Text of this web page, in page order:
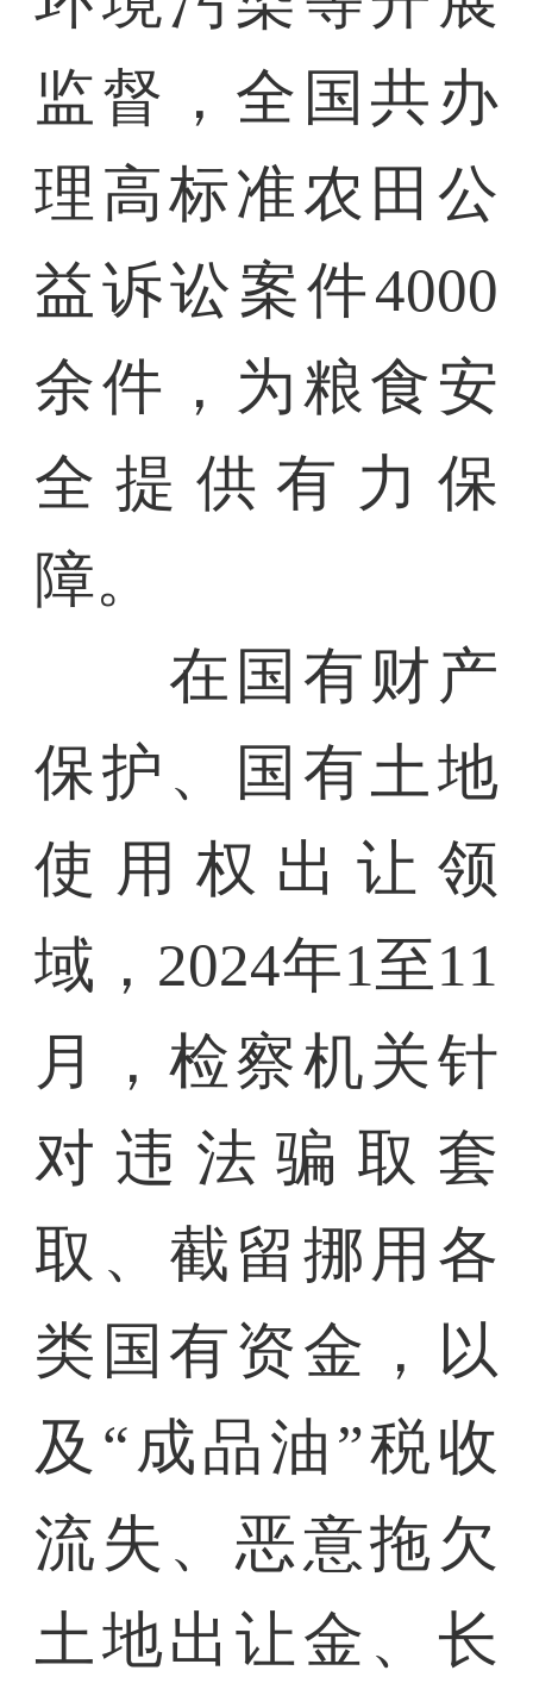
监督，全国共办
理高标准农田公
益诉讼案件4000
余件，为粮食安
全提供有力保
障。
在国有财产
保护、国有土地
使用权出让领
域，2024年1至11
月，检察机关针
对违法骗取套
取、截留挪用各
类国有资金，以
及“成品油”税收
流失、恶意拖欠
土地出让金、长